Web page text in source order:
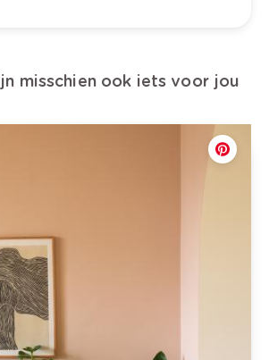
misschien ook iets voor jou